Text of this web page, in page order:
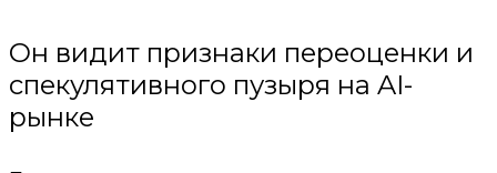
Он видит признаки переоценки и
спекулятивного пузыря на AI-
рынке